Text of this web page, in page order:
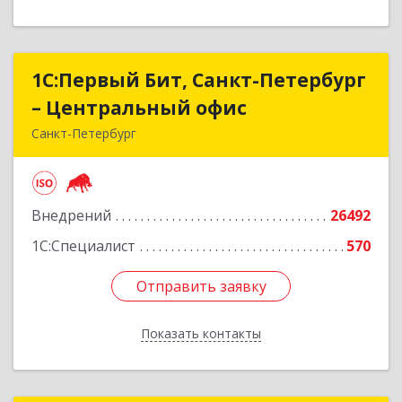
1С:Первый Бит, Санкт-Петербург
– Центральный офис
Санкт-Петербург
Внедрений
26492
1С:Специалист
570
Отправить заявку
Показать контакты
1С:Первый Бит, Санкт-Петербург
– Центральный офис
Отправить заявку
Назад